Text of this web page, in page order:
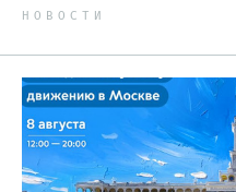
НОВОСТИ